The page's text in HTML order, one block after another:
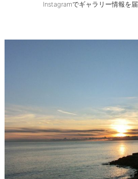
Instagramでギャラリー情報を